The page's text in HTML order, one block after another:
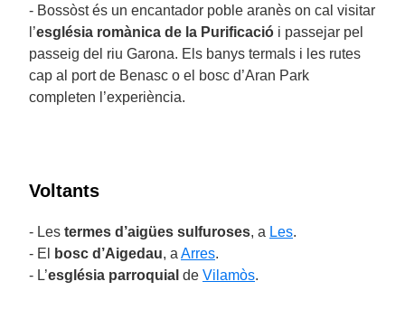
- Bossòst és un encantador poble aranès on cal visitar
l’església romànica de la Purificació i passejar pel
passeig del riu Garona. Els banys termals i les rutes
cap al port de Benasc o el bosc d’Aran Park
completen l’experiència.
Voltants
- Les termes d’aigües sulfuroses, a Les.
- El
bosc d’Aigedau, a Arres.
- L’església parroquial de Vilamòs.